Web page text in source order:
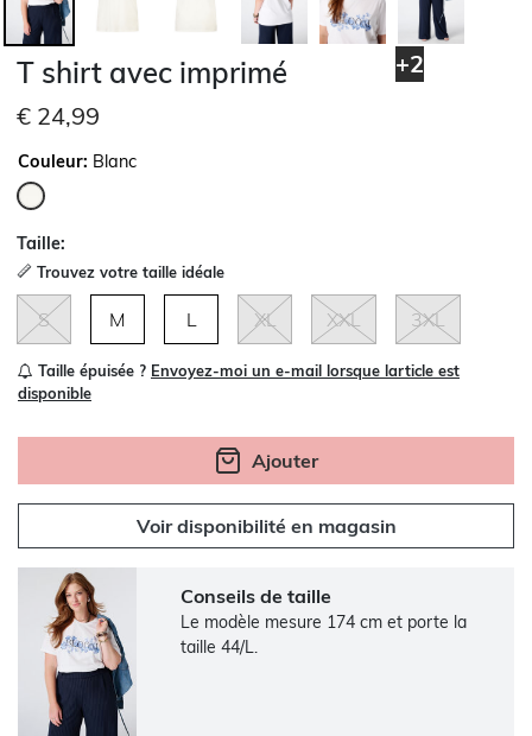
+2
T shirt avec imprimé
€ 24,99
Couleur: Blanc
Taille:
Trouvez votre taille idéale
S M L XL XXL 3XL
Taille épuisée ? Envoyez-moi un e-mail lorsque larticle est
disponible
Ajouter
Voir disponibilité en magasin
Conseils de taille
Le modèle mesure 174 cm et porte la
taille 44/L.